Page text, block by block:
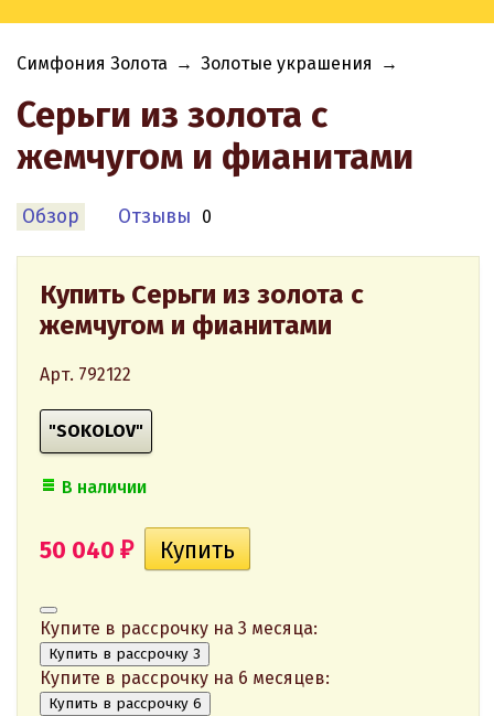
Симфония Золота → Золотые украшения →
Серьги из золота с
жемчугом и фианитами
Обзор Отзывы 0
Купить Серьги из золота с
жемчугом и фианитами
Арт. 792122
"SOKOLOV"
В наличии
50 040 ₽
Купите в рассрочку на 3 месяца:
Купить в рассрочку 3
Купите в рассрочку на 6 месяцев:
Купить в рассрочку 6